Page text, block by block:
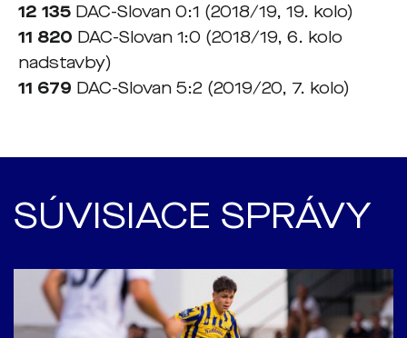
12 135 DAC-Slovan 0:1 (2018/19, 19. kolo)
11 820 DAC-Slovan 1:0 (2018/19, 6. kolo
nadstavby)
11 679 DAC-Slovan 5:2 (2019/20, 7. kolo)
SÚVISIACE SPRÁVY